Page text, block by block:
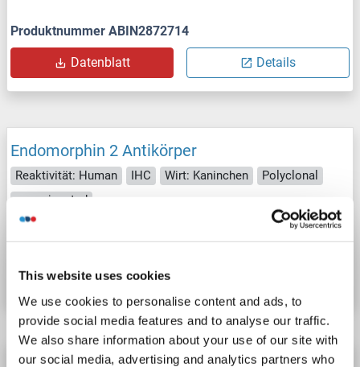
This website uses cookies
We use cookies to personalise content and ads, to
provide social media features and to analyse our traffic.
We also share information about your use of our site with
our social media, advertising and analytics partners who
Produktnummer ABIN2872714
Datenblatt Details
Endomorphin 2 Antikörper
Reaktivität: Human IHC Wirt: Kaninchen
Polyclonal
unconjugated
Produktnummer ABIN2872715
Datenblatt